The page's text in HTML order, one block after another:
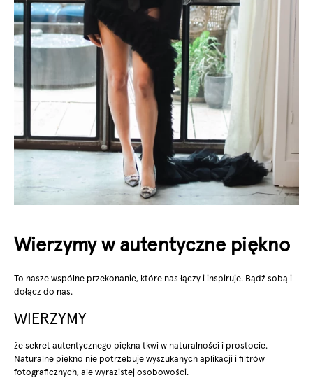
Wierzymy​ w autentyczne piękno
To nasze wspólne przekonanie, które nas ​łączy i inspiruje. Bądź sobą i
dołącz do nas.​
WIERZYMY
że sekret autentycznego piękna tkwi​ w naturalności i prostocie.
Naturalne piękno ​nie potrzebuje wyszukanych aplikacji i filtrów
fotograficznych, ale wyrazistej osobowości.​